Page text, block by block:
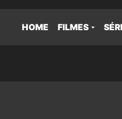
HOME FILMES